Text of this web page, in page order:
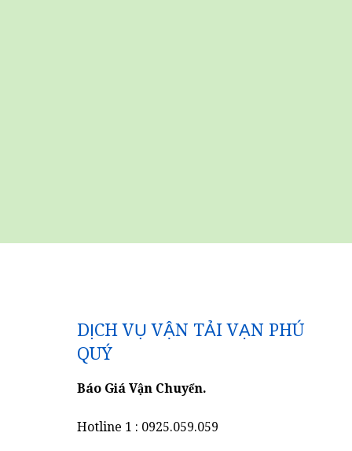
DỊCH VỤ VẬN TẢI VẠN PHÚ
QUÝ
Báo Giá Vận Chuyển.
Hotline 1 : 0925.059.059